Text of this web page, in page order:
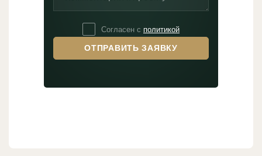
Согласен с политикой
ОТПРАВИТЬ ЗАЯВКУ